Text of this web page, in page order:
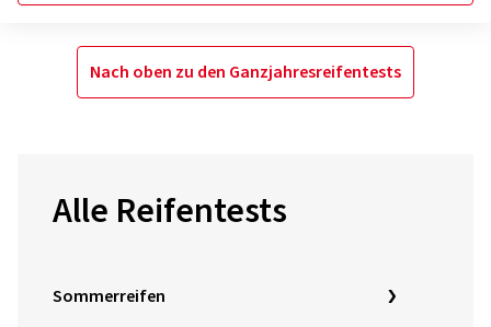
Nach oben zu den Ganzjahresreifentests
Alle Reifentests
Sommerreifen